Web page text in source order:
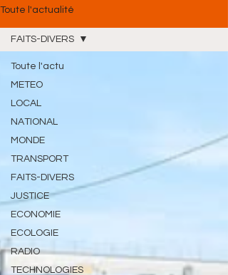
Toute l'actualité
Toute l'actu
METEO
LOCAL
NATIONAL
MONDE
TRANSPORT
FAITS-DIVERS
JUSTICE
ECONOMIE
ECOLOGIE
RADIO
TECHNOLOGIES
FAITS-DIVERS